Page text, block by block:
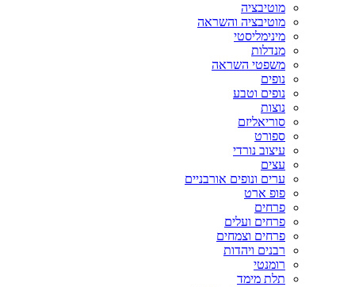
מוטיבציה
מוטיבציה והשראה
מינימליסטי
מנדלות
משפטי השראה
נופים
נופים וטבע
נוצות
סוריאליזם
ספורט
עיצוב נורדי
עצים
ערים ונופים אורבניים
פופ ארט
פרחים
פרחים ועלים
פרחים וצמחים
רבנים ויהדות
רומנטי
תלת מימד